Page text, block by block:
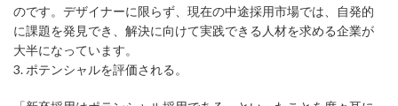
のです。デザイナーに限らず、現在の中途採用市場では、自発的
に課題を発見でき、解決に向けて実践できる人材を求める企業が
大半になっています。
3. ポテンシャルを評価される。